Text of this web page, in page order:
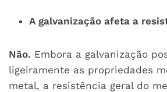
A galvanização afeta a
Não. Embora a galvanização
ligeiramente as propriedades
metal, a resistência geral do